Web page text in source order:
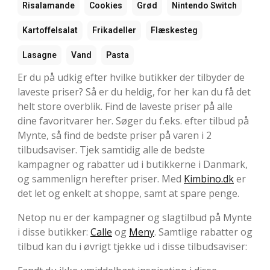
Risalamande Cookies Grød Nintendo Switch
Kartoffelsalat Frikadeller Flæskesteg
Lasagne Vand Pasta
Er du på udkig efter hvilke butikker der tilbyder de
laveste priser? Så er du heldig, for her kan du få det
helt store overblik. Find de laveste priser på alle
dine favoritvarer her. Søger du f.eks. efter tilbud på
Mynte, så find de bedste priser på varen i 2
tilbudsaviser. Tjek samtidig alle de bedste
kampagner og rabatter ud i butikkerne i Danmark,
og sammenlign herefter priser. Med Kimbino.dker
det let og enkelt at shoppe, samt at spare penge.
Netop nu er der kampagner og slagtilbud på Mynte
i disse butikker: Calle og Meny. Samtlige rabatter og
tilbud kan du i øvrigt tjekke ud i disse tilbudsaviser: